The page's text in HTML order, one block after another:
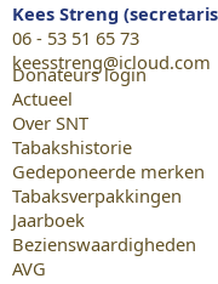
Kees Streng
06 - 53 51 65 73
keesstreng@icloud.com
Donateurs login
Actueel
Over SNT
Tabakshistorie
Gedeponeerde merken
Tabaksverpakkingen
Jaarboek
Bezienswaardigheden
AVG